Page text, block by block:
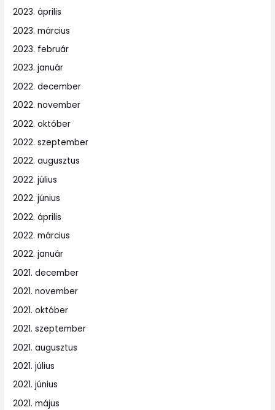
2023. április
2023. március
2023. február
2023. január
2022. december
2022. november
2022. október
2022. szeptember
2022. augusztus
2022. július
2022. június
2022. április
2022. március
2022. január
2021. december
2021. november
2021. október
2021. szeptember
2021. augusztus
2021. július
2021. június
2021. május